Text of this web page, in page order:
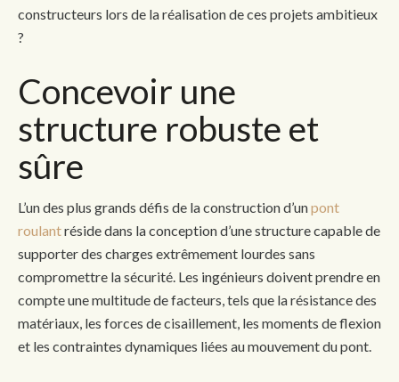
constructeurs lors de la réalisation de ces projets ambitieux
?
Concevoir une
structure robuste et
sûre
L’un des plus grands défis de la construction d’unpont
roulantréside dans la conception d’une structure capable de
supporter des charges extrêmement lourdes sans
compromettre la sécurité. Les ingénieurs doivent prendre en
compte une multitude de facteurs, tels que la résistance des
matériaux, les forces de cisaillement, les moments de flexion
et les contraintes dynamiques liées au mouvement du pont.